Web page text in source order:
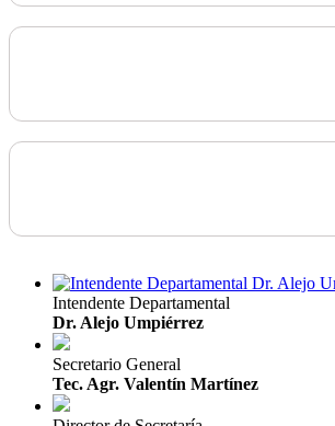
Intendente Departamental
Dr. Alejo Umpiérrez
Secretario General
Tec. Agr. Valentín Martínez